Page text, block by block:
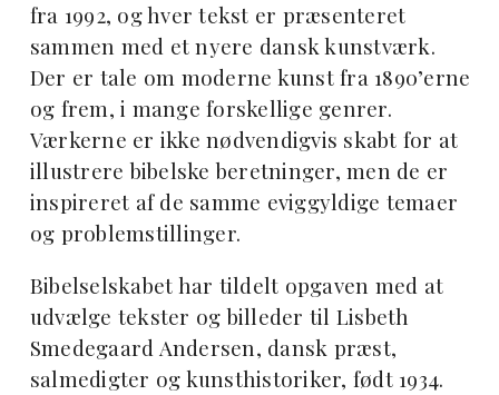
fra 1992, og hver tekst er præsenteret
sammen med et nyere dansk kunstværk.
Der er tale om moderne kunst fra 1890’erne
og frem, i mange forskellige genrer.
Værkerne er ikke nødvendigvis skabt for at
illustrere bibelske beretninger, men de er
inspireret af de samme eviggyldige temaer
og problemstillinger.
Bibelselskabet har tildelt opgaven med at
udvælge tekster og billeder til Lisbeth
Smedegaard Andersen, dansk præst,
salmedigter og kunsthistoriker, født 1934.